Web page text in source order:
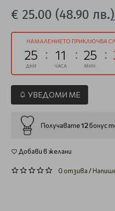
€ 25.00 (48.90 лв.)
НАМАЛЕНИЕТО ПРИКЛЮЧВА
25
ДНИ
11
ЧАСА
25
МИН.
УВЕДОМИ МЕ
Получавате12бонус
Добави в желани
0 отзива/